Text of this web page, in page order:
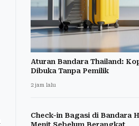
Aturan Bandara Thailand:
Dibuka Tanpa Pemilik
2 jam lalu
Check-in Bagasi di Bandara